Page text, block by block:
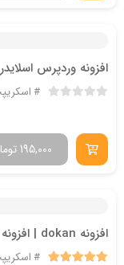
افزونه وردپرس
195,000
افزونه dokan | افزونه چندفروشندگی دکان وردپرس